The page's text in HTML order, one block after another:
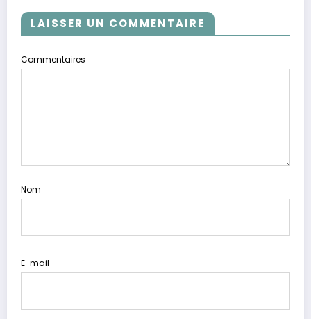
LAISSER UN COMMENTAIRE
Commentaires
Nom
E-mail